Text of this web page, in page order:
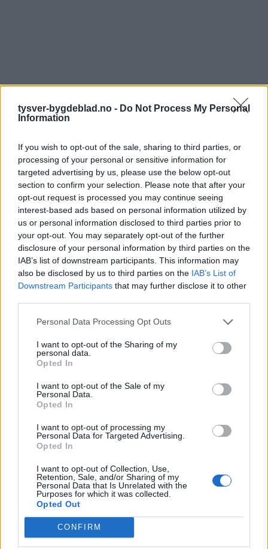
tysver-bygdeblad.no - Do Not Process My Personal
Information
If you wish to opt-out of the sale, sharing to third parties, or
processing of your personal or sensitive information for
targeted advertising by us, please use the below opt-out
section to confirm your selection. Please note that after your
opt-out request is processed you may continue seeing
interest-based ads based on personal information utilized by
us or personal information disclosed to third parties prior to
your opt-out. You may separately opt-out of the further
disclosure of your personal information by third parties on the
IAB’s list of downstream participants. This information may
also be disclosed by us to third parties on the IAB’s List of
Downstream Participants that may further disclose it to other
Personal Data Processing Opt Outs
I want to opt-out of the Sharing of my
personal data.
Opted In
I want to opt-out of the Sale of my
Personal Data.
Opted In
I want to opt-out of processing my
Personal Data for Targeted Advertising.
Opted In
I want to opt-out of Collection, Use,
Retention, Sale, and/or Sharing of my
Personal Data that Is Unrelated with the
Purposes for which it was collected.
Opted Out
CONFIRM